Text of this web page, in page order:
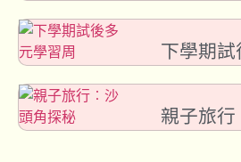
下學期試
親子旅行